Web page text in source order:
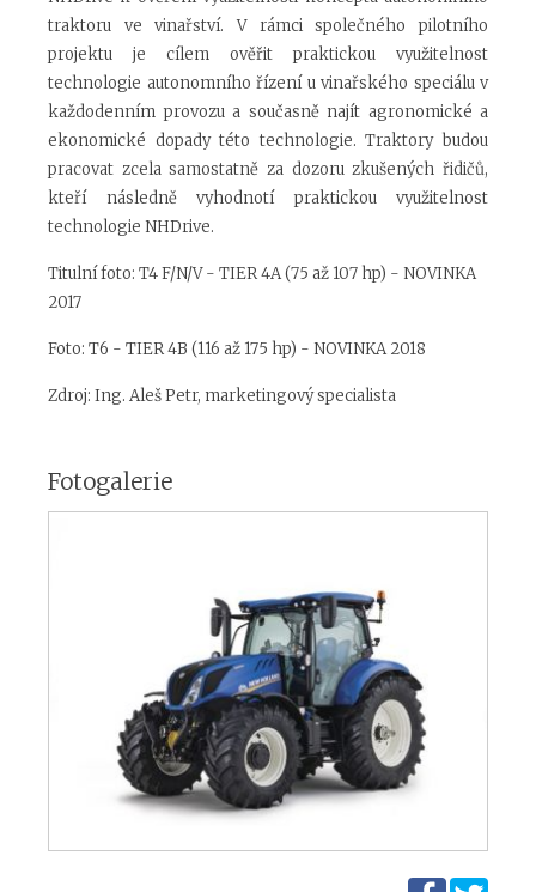
traktoru ve vinařství. V rámci společného pilotního
projektu je cílem ověřit praktickou využitelnost
technologie autonomního řízení u vinařského speciálu v
každodenním provozu a současně najít agronomické a
ekonomické dopady této technologie. Traktory budou
pracovat zcela samostatně za dozoru zkušených řidičů,
kteří následně vyhodnotí praktickou využitelnost
technologie NHDrive.
Titulní foto: T4 F/N/V - TIER 4A (75 až 107 hp) - NOVINKA
2017
Foto: T6 - TIER 4B (116 až 175 hp) - NOVINKA 2018
Zdroj: Ing. Aleš Petr, marketingový specialista
Fotogalerie